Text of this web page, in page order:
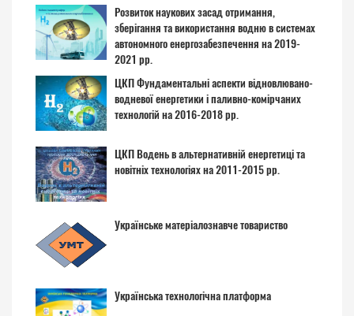
Розвиток наукових засад отримання,
зберігання та використання водню в системах
автономного енергозабезпечення на 2019-
2021 рр.
ЦКП Фундаментальні аспекти відновлювано-
водневої енергетики і паливно-комірчаних
технологій на 2016-2018 рр.
ЦКП Водень в альтернативній енергетиці та
новітніх технологіях на 2011-2015 рр.
Українське матеріалознавче товариство
Українська технологічна платформа